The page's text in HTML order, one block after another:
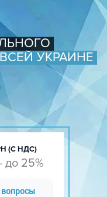
УКРАИНЕ
(С НДС)
до 25%
вопросы